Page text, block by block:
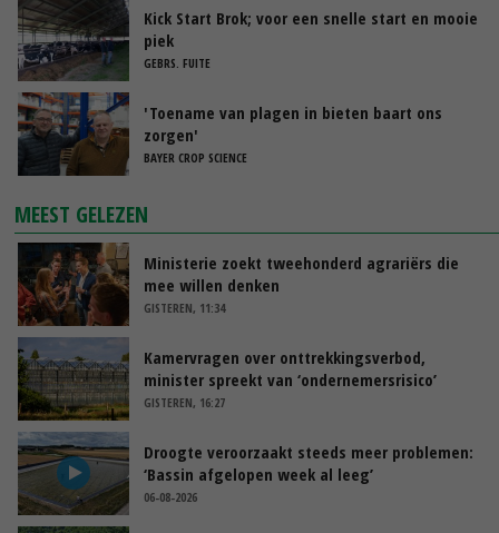
Kick Start Brok; voor een snelle start en mooie
piek
GEBRS. FUITE
'Toename van plagen in bieten baart ons
zorgen'
BAYER CROP SCIENCE
MEEST GELEZEN
Ministerie zoekt tweehonderd agrariërs die
mee willen denken
GISTEREN, 11:34
Kamervragen over onttrekkingsverbod,
minister spreekt van ‘ondernemersrisico’
GISTEREN, 16:27
Droogte veroorzaakt steeds meer problemen:
‘Bassin afgelopen week al leeg’
06-08-2026